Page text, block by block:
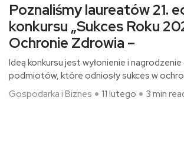
Poznaliśmy laureatów 21.
konkursu „Sukces Roku
Ochronie Zdrowia –
Ideą konkursu jest wyłonienie i
podmiotów, które odniosły sukces w
Gospodarka i Biznes
11 lutego 3 min